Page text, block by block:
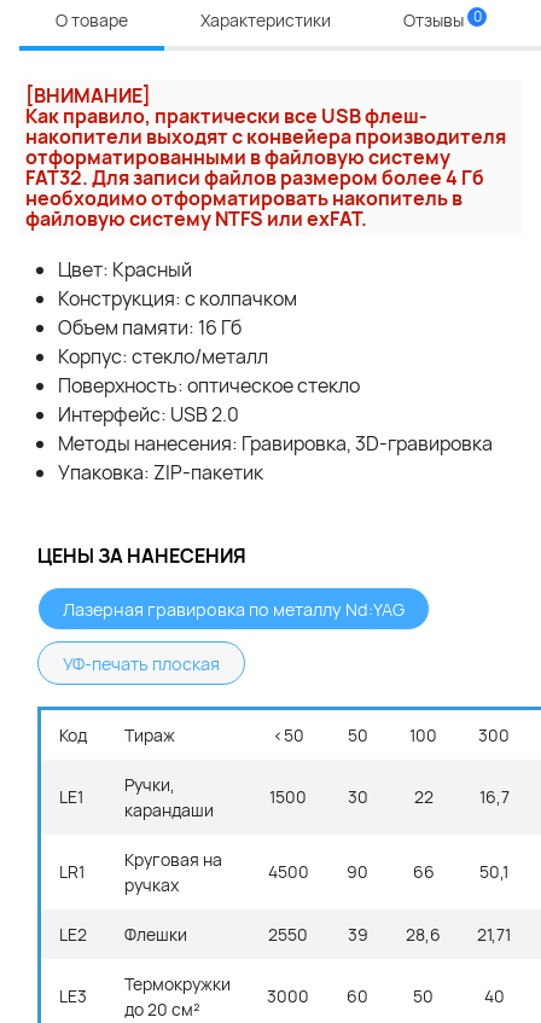
О товаре Характеристики Отзывы 0
[ВНИМАНИЕ]
Как правило, практически все USB флеш-
накопители выходят с конвейера производителя
отформатированными в файловую систему
FAT32. Для записи файлов размером более 4 Гб
необходимо отформатировать накопитель в
файловую систему NTFS или exFAT.
Цвет: Красный
Конcтрукция: с колпачком
Объем памяти: 16 Гб
Корпус: стекло/металл
Поверхность: оптическое стекло
Интерфейс: USB 2.0
Методы нанесения: Гравировка, 3D-гравировка
Упаковка: ZIP-пакетик
ЦЕНЫ ЗА НАНЕСЕНИЯ
Лазерная гравировка по металлу Nd:YAG
УФ-печать плоская
Код Тираж <50 50 100 300
LE1
Ручки,
карандаши
1500 30 22 16,7
LR1
Круговая на
ручках
4500 90 66 50,1
LE2 Флешки 2550 39 28,6 21,71
LE3
Термокружки
до 20 см²
3000 60 50 40